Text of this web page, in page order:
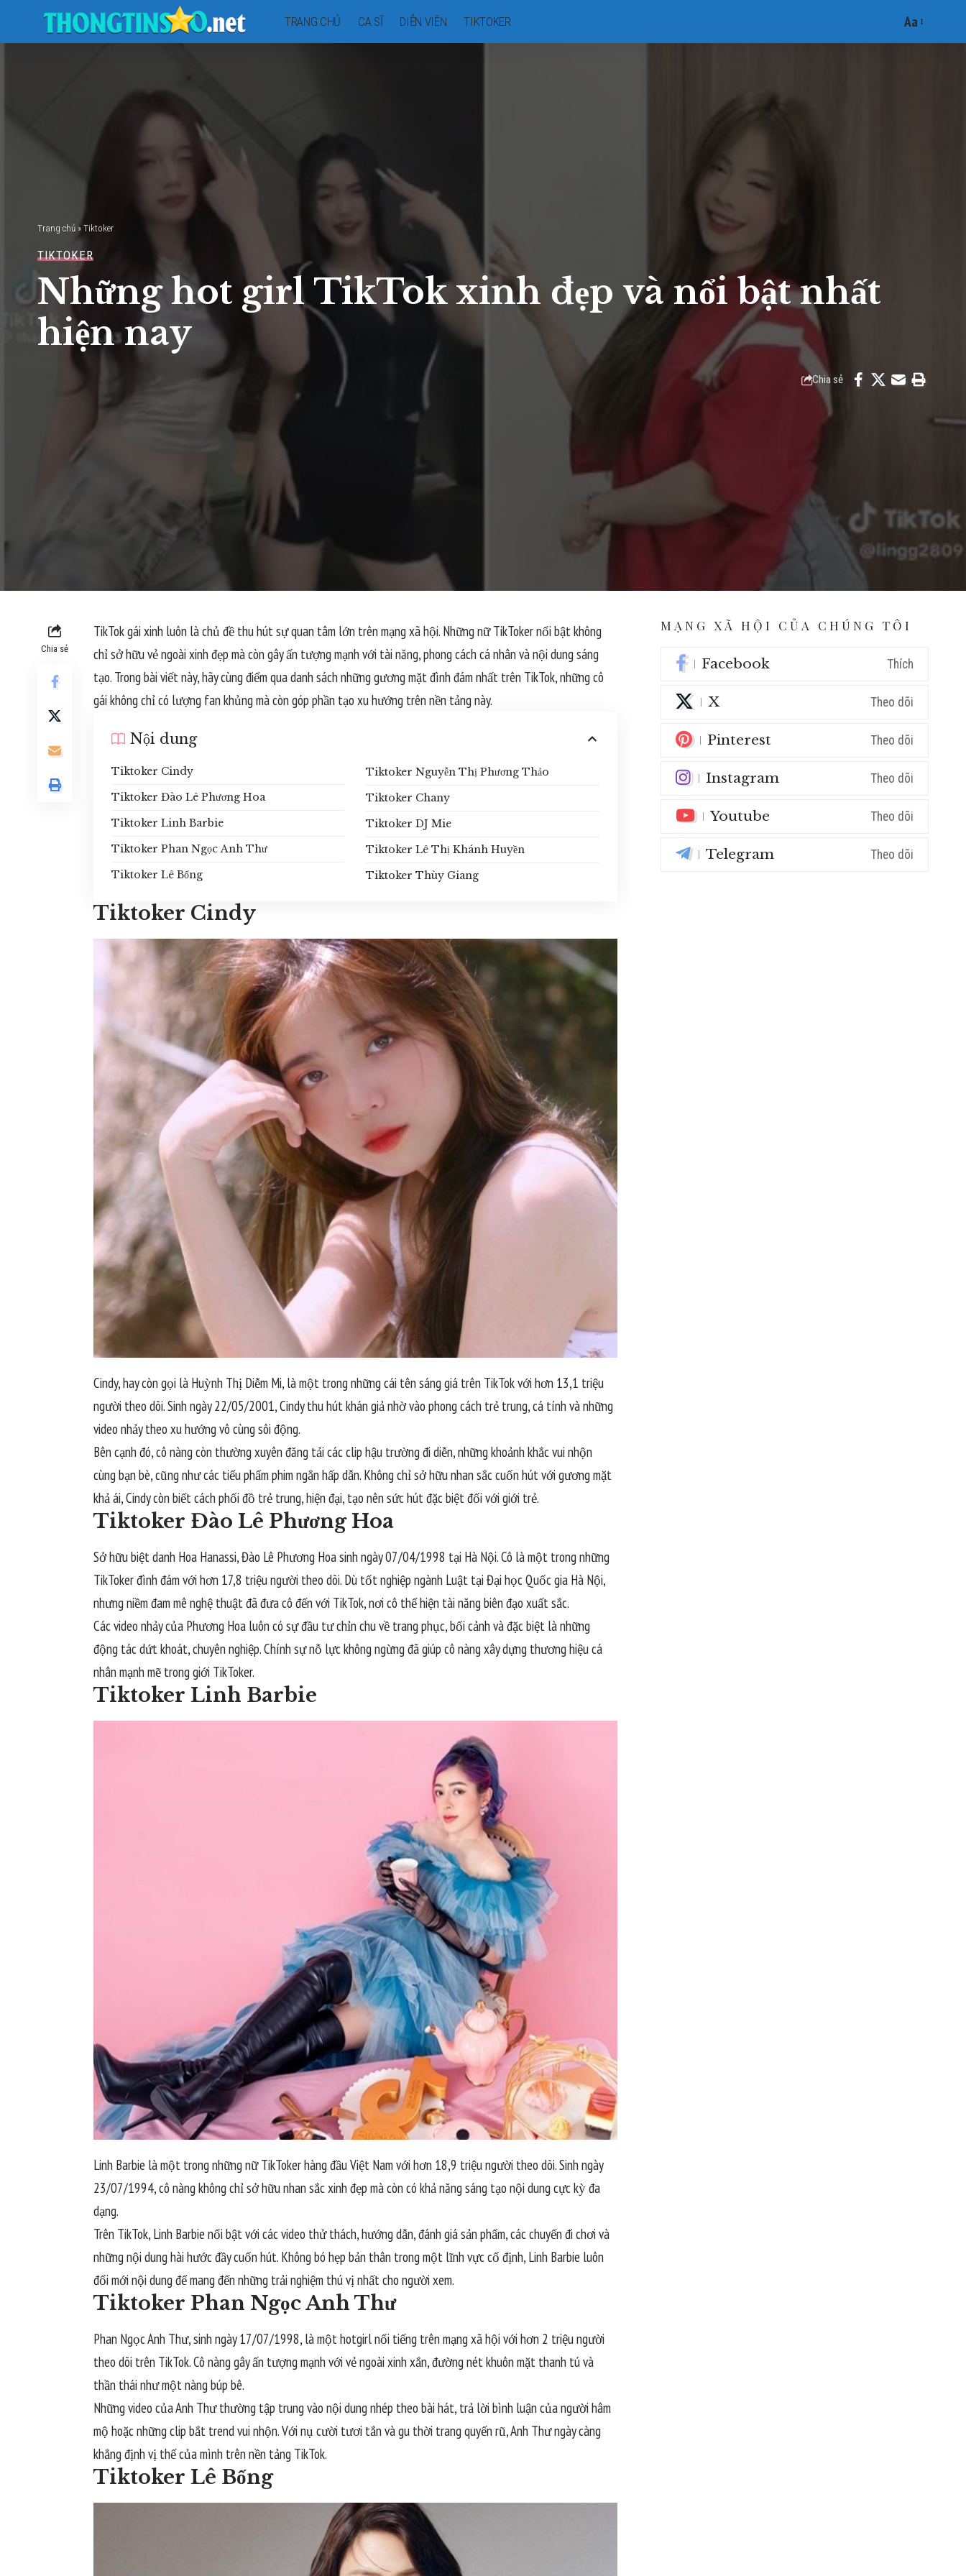
TRANG CHỦ CA SĨ DIỄN VIÊN TIKTOKER
Font
Aa
Trang chủ » Tiktoker
TIKTOKER
Những hot girl TikTok xinh đẹp và nổi bật nhất
hiện nay
Chia sẻ
Chia sẻ
TikTok gái xinh luôn là chủ đề thu hút sự quan tâm lớn trên mạng xã hội. Những nữ TikToker nổi bật không
chỉ sở hữu vẻ ngoài xinh đẹp mà còn gây ấn tượng mạnh với tài năng, phong cách cá nhân và nội dung sáng
tạo. Trong bài viết này, hãy cùng điểm qua danh sách những gương mặt đình đám nhất trên TikTok, những cô
gái không chỉ có lượng fan khủng mà còn góp phần tạo xu hướng trên nền tảng này.
Nội dung
Tiktoker Cindy
Tiktoker Đào Lê Phương Hoa
Tiktoker Linh Barbie
Tiktoker Phan Ngọc Anh Thư
Tiktoker Lê Bống
Tiktoker Nguyễn Thị Phương Thảo
Tiktoker Chany
Tiktoker DJ Mie
Tiktoker Lê Thị Khánh Huyền
Tiktoker Thùy Giang
Tiktoker Cindy
Cindy, hay còn gọi là Huỳnh Thị Diễm Mi, là một trong những cái tên sáng giá trên TikTok với hơn 13,1 triệu
người theo dõi. Sinh ngày 22/05/2001, Cindy thu hút khán giả nhờ vào phong cách trẻ trung, cá tính và những
video nhảy theo xu hướng vô cùng sôi động.
Bên cạnh đó, cô nàng còn thường xuyên đăng tải các clip hậu trường đi diễn, những khoảnh khắc vui nhộn
cùng bạn bè, cũng như các tiểu phẩm phim ngắn hấp dẫn. Không chỉ sở hữu nhan sắc cuốn hút với gương mặt
khả ái, Cindy còn biết cách phối đồ trẻ trung, hiện đại, tạo nên sức hút đặc biệt đối với giới trẻ.
Tiktoker Đào Lê Phương Hoa
Sở hữu biệt danh Hoa Hanassi, Đào Lê Phương Hoa sinh ngày 07/04/1998 tại Hà Nội. Cô là một trong những
TikToker đình đám với hơn 17,8 triệu người theo dõi. Dù tốt nghiệp ngành Luật tại Đại học Quốc gia Hà Nội,
nhưng niềm đam mê nghệ thuật đã đưa cô đến với TikTok, nơi cô thể hiện tài năng biên đạo xuất sắc.
Các video nhảy của Phương Hoa luôn có sự đầu tư chỉn chu về trang phục, bối cảnh và đặc biệt là những
động tác dứt khoát, chuyên nghiệp. Chính sự nỗ lực không ngừng đã giúp cô nàng xây dựng thương hiệu cá
nhân mạnh mẽ trong giới TikToker.
Tiktoker Linh Barbie
Linh Barbie là một trong những nữ TikToker hàng đầu Việt Nam với hơn 18,9 triệu người theo dõi. Sinh ngày
23/07/1994, cô nàng không chỉ sở hữu nhan sắc xinh đẹp mà còn có khả năng sáng tạo nội dung cực kỳ đa
dạng.
Trên TikTok, Linh Barbie nổi bật với các video thử thách, hướng dẫn, đánh giá sản phẩm, các chuyến đi chơi và
những nội dung hài hước đầy cuốn hút. Không bó hẹp bản thân trong một lĩnh vực cố định, Linh Barbie luôn
đổi mới nội dung để mang đến những trải nghiệm thú vị nhất cho người xem.
Tiktoker Phan Ngọc Anh Thư
Phan Ngọc Anh Thư, sinh ngày 17/07/1998, là một hotgirl nổi tiếng trên mạng xã hội với hơn 2 triệu người
theo dõi trên TikTok. Cô nàng gây ấn tượng mạnh với vẻ ngoài xinh xắn, đường nét khuôn mặt thanh tú và
thần thái như một nàng búp bê.
Những video của Anh Thư thường tập trung vào nội dung nhép theo bài hát, trả lời bình luận của người hâm
mộ hoặc những clip bắt trend vui nhộn. Với nụ cười tươi tắn và gu thời trang quyến rũ, Anh Thư ngày càng
khẳng định vị thế của mình trên nền tảng TikTok.
Tiktoker Lê Bống
MẠNG XÃ HỘI CỦA CHÚNG TÔI
Facebook Thích
X Theo dõi
Pinterest Theo dõi
Instagram Theo dõi
Youtube Theo dõi
Telegram Theo dõi